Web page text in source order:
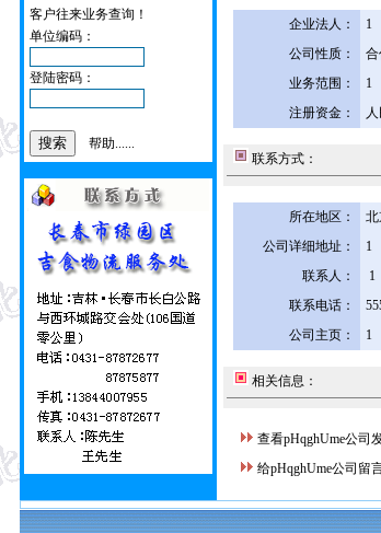
客户往来业务查询！
单位编码：
登陆密码：
帮助......
企业法人：
1
公司性质：
合
业务范围：
1
注册资金：
联系方式：
所在地区： 北
公司详细地址：
1
联系人：
1
联系电话：
公司主页：
1
相关信息：
查看pHqghUme公司
给pHqghUme公司留